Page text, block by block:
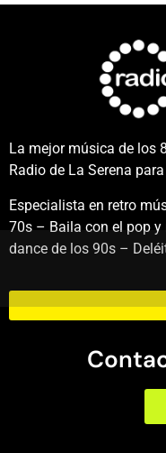
La mejor música de los
Radio de La Serena
Especialista en retro
70s – Baila con el pop y
dance de los 90s –